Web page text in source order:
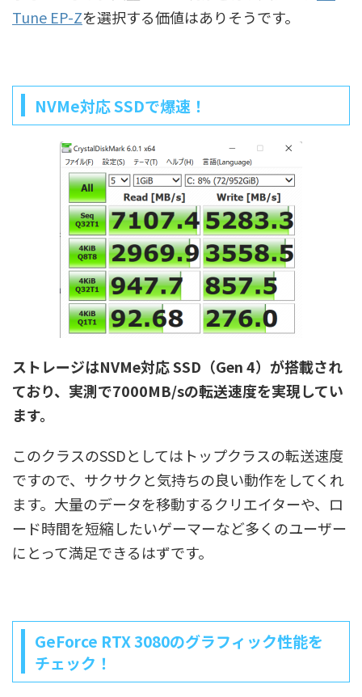
Tune EP-Zを選択する価値はありそうです。
NVMe対応 SSDで爆速！
ストレージはNVMe対応 SSD（Gen 4）が搭載され
ており、実測で7000MB/sの転送速度を実現してい
ます。
このクラスのSSDとしてはトップクラスの転送速度
ですので、サクサクと気持ちの良い動作をしてくれ
ます。大量のデータを移動するクリエイターや、ロ
ード時間を短縮したいゲーマーなど多くのユーザー
にとって満足できるはずです。
GeForce RTX 3080のグラフィック性能を
チェック！